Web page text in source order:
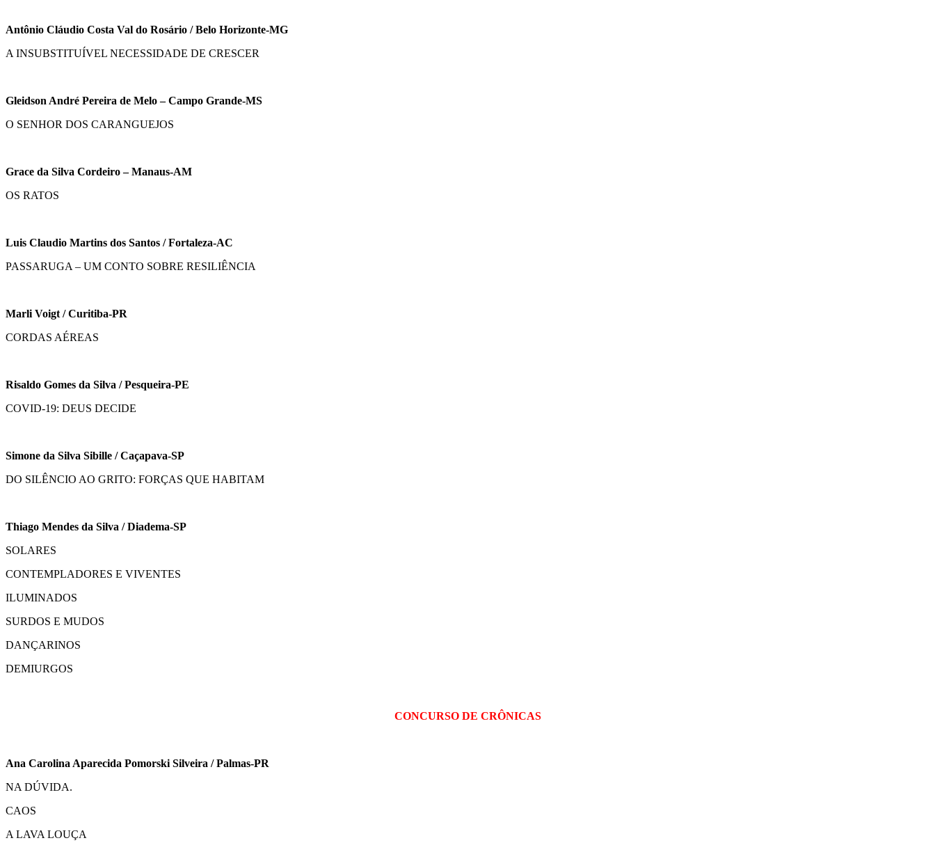
Antônio Cláudio Costa Val do Rosário / Belo Horizonte-MG
A INSUBSTITUÍVEL NECESSIDADE DE CRESCER
Gleidson André Pereira de Melo – Campo Grande-MS
O SENHOR DOS CARANGUEJOS
Grace da Silva Cordeiro – Manaus-AM
OS RATOS
Luis Claudio Martins dos Santos / Fortaleza-AC
PASSARUGA – UM CONTO SOBRE RESILIÊNCIA
Marli Voigt / Curitiba-PR
CORDAS AÉREAS
Risaldo Gomes da Silva / Pesqueira-PE
COVID-19: DEUS DECIDE
Simone da Silva Sibille / Caçapava-SP
DO SILÊNCIO AO GRITO: FORÇAS QUE HABITAM
Thiago Mendes da Silva / Diadema-SP
SOLARES
CONTEMPLADORES E VIVENTES
ILUMINADOS
SURDOS E MUDOS
DANÇARINOS
DEMIURGOS
CONCURSO DE CRÔNICAS
Ana Carolina Aparecida Pomorski Silveira / Palmas-PR
NA DÚVIDA.
CAOS
A LAVA LOUÇA